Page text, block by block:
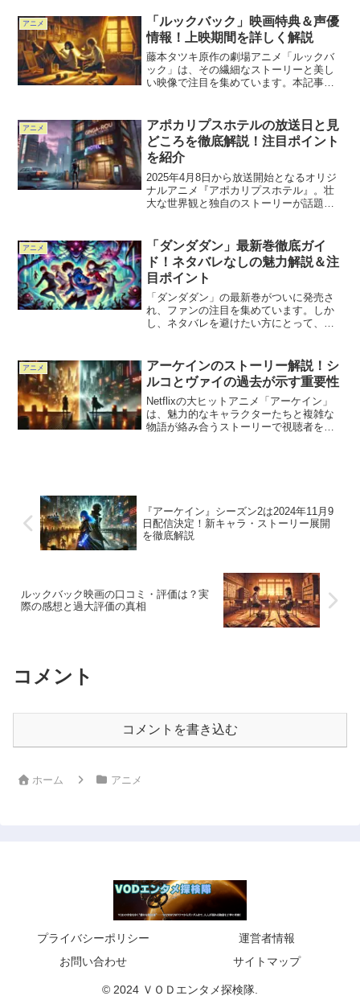
して世界に恐れられる存在ですが、その
正体やスバルに対する...
アニメ
「ルックバック」映画特典＆声優
情報！上映期間を詳しく解説
藤本タツキ原作の劇場アニメ「ルックバ
ック」は、その繊細なストーリーと美し
い映像で注目を集めています。本記事で
期間について詳しく解説します。作品を
より楽しむための情報を余...
アニメ
アポカリプスホテルの放送日と見
どころを徹底解説！注目ポイント
を紹介
2025年4月8日から放送開始となるオリジ
ナルアニメ『アポカリプスホテル』。壮
大な世界観と独自のストーリーが話題を
制作陣、主題歌など、気になるポイント
を徹底解説！さらに...
アニメ
「ダンダダン」最新巻徹底ガイ
ド！ネタバレなしの魅力解説＆注
目ポイント
「ダンダダン」の最新巻がついに発売さ
れ、ファンの注目を集めています。しか
し、ネタバレを避けたい方にとって、新
「ダンダダン」最新巻の魅力をネタバレ
なしで徹底解説し、見どこ...
アニメ
アーケインのストーリー解説！シ
ルコとヴァイの過去が示す重要性
Netflixの大ヒットアニメ「アーケイン」
は、魅力的なキャラクターたちと複雑な
物語が絡み合うストーリーで視聴者を魅
『アーケイン』シーズン2は2024年11月9
日配信決定！新キャラ・ストーリー展開
を徹底解説
ルックバック映画の口コミ・評価は？実
際の感想と過大評価の真相
コメント
コメントを書き込む
ホーム アニメ
プライバシーポリシー
運営者情報
お問い合わせ
サイトマップ
© 2024 ＶＯＤエンタメ探検隊.